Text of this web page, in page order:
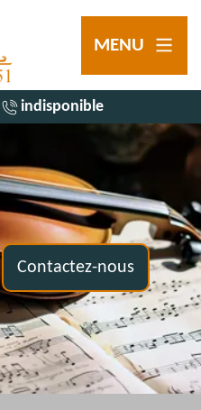
MENU
indisponible
Contactez-nous